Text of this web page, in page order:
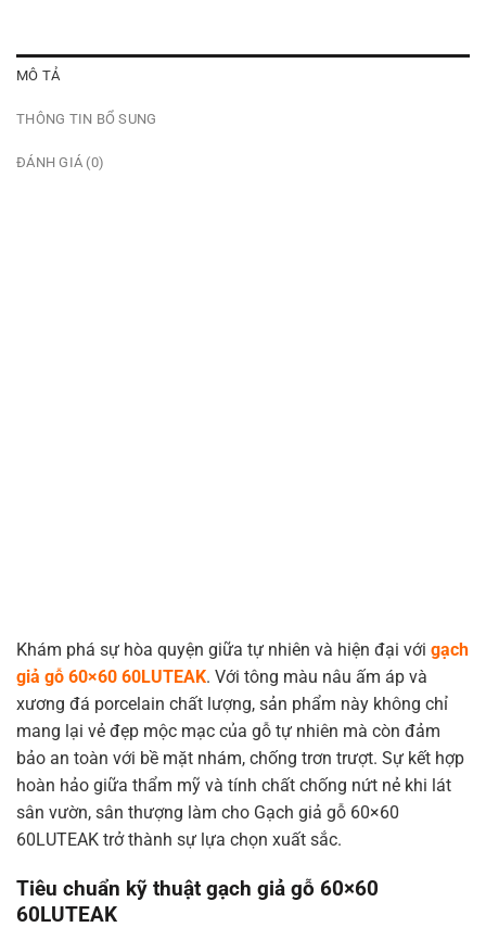
MÔ TẢ
THÔNG TIN BỔ SUNG
ĐÁNH GIÁ (0)
Khám phá sự hòa quyện giữa tự nhiên và hiện đại với gạch
giả gỗ 60×60 60LUTEAK. Với tông màu nâu ấm áp và
xương đá porcelain chất lượng, sản phẩm này không chỉ
mang lại vẻ đẹp mộc mạc của gỗ tự nhiên mà còn đảm
bảo an toàn với bề mặt nhám, chống trơn trượt. Sự kết hợp
hoàn hảo giữa thẩm mỹ và tính chất chống nứt nẻ khi lát
sân vườn, sân thượng làm cho Gạch giả gỗ 60×60
60LUTEAK trở thành sự lựa chọn xuất sắc.
Tiêu chuẩn kỹ thuật gạch giả gỗ 60×60
60LUTEAK